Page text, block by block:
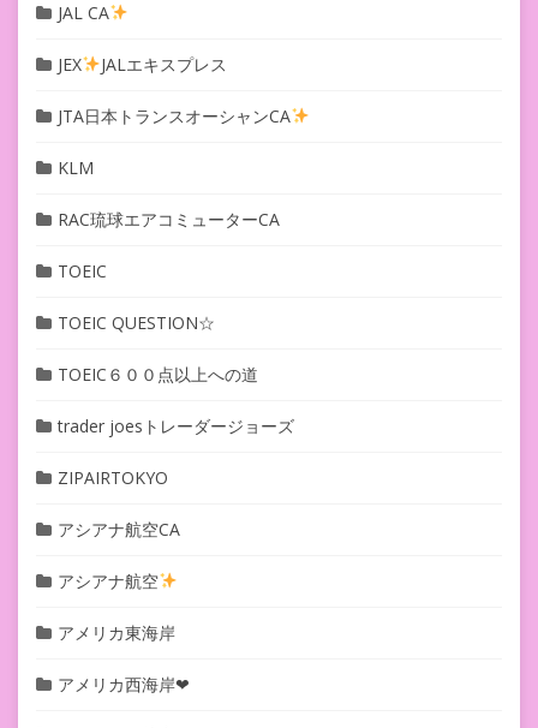
JAL CA
JEX JALエキスプレス
JTA日本トランスオーシャンCA
KLM
RAC琉球エアコミューターCA
TOEIC
TOEIC QUESTION☆
TOEIC６００点以上への道
trader joesトレーダージョーズ
ZIPAIRTOKYO
アシアナ航空CA
アシアナ航空
アメリカ東海岸
アメリカ西海岸❤︎